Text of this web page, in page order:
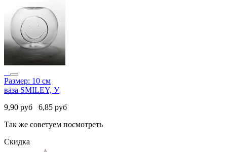
Размер: 10 см
ваза SMILEY, У
9,90 руб 6,85 руб
Так же советуем посмотреть
Скидка